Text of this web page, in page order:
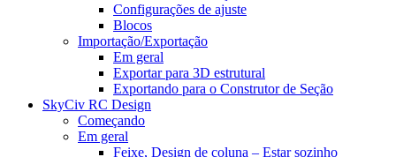
Configurações de ajuste
Blocos
Importação/Exportação
Em geral
Exportar para 3D estrutural
Exportando para o Construtor de Seção
SkyCiv RC Design
Começando
Em geral
Feixe, Design de coluna – Estar sozinho